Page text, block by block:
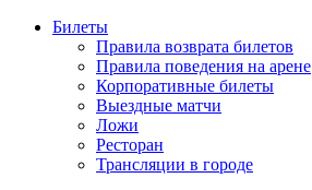
Билеты
Правила возврата билетов
Правила поведения на арене
Корпоративные билеты
Выездные матчи
Ложи
Ресторан
Трансляции в городе